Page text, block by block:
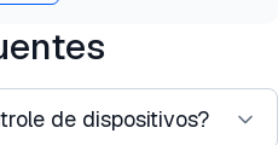
de dispositivos?